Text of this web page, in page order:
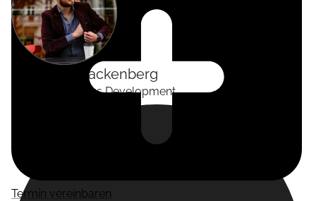
Termin vereinbaren
Tackenberg
Head of Business Development